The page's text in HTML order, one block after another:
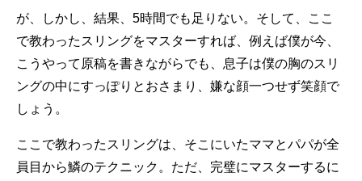
が、しかし、結果、5時間でも足りない。そして、ここ
で教わったスリングをマスターすれば、例えば僕が今、
こうやって原稿を書きながらでも、息子は僕の胸のスリ
ングの中にすっぽりとおさまり、嫌な顔一つせず笑顔で
しょう。
ここで教わったスリングは、そこにいたママとパパが全
員目から鱗のテクニック。ただ、完璧にマスターするに